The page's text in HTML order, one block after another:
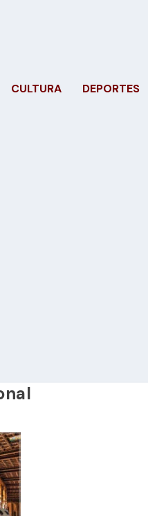
CULTURA DEPORTES